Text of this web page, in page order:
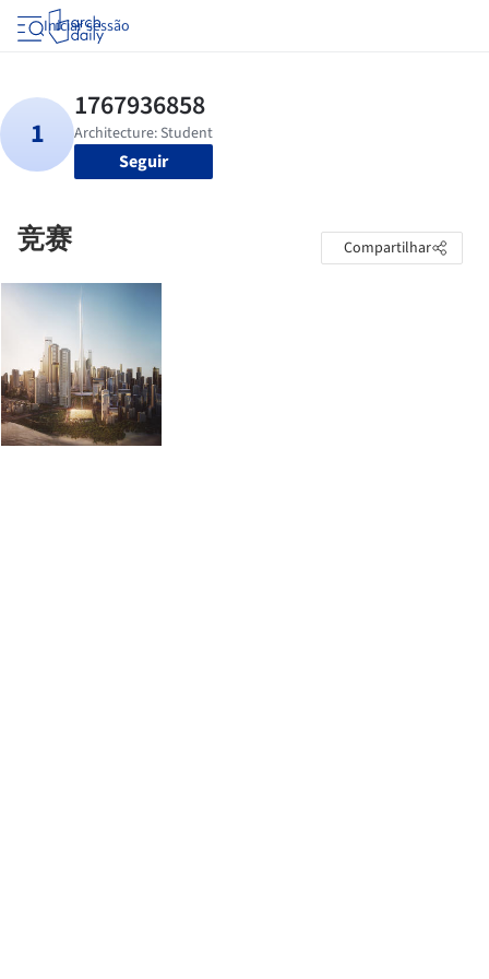
Iniciar sessão
Seguir
竞赛 Compartilhar